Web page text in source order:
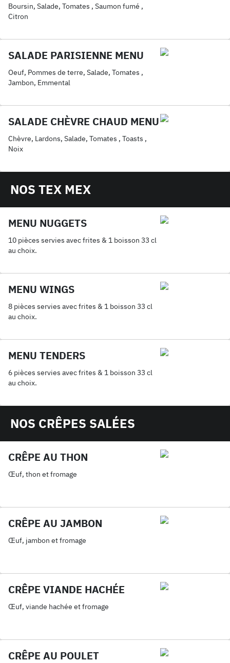
Boursin, Salade, Tomates , Saumon fumé ,
Citron
SALADE PARISIENNE MENU
Oeuf, Pommes de terre, Salade, Tomates ,
Jambon, Emmental
SALADE CHÈVRE CHAUD MENU
Chèvre, Lardons, Salade, Tomates , Toasts ,
Noix
NOS TEX MEX
MENU NUGGETS
10 pièces servies avec frites & 1 boisson 33 cl
au choix.
MENU WINGS
8 pièces servies avec frites & 1 boisson 33 cl
au choix.
MENU TENDERS
6 pièces servies avec frites & 1 boisson 33 cl
au choix.
NOS CRÊPES SALÉES
CRÊPE AU THON
Œuf, thon et fromage
CRÊPE AU JAMBON
Œuf, jambon et fromage
CRÊPE VIANDE HACHÉE
Œuf, viande hachée et fromage
CRÊPE AU POULET